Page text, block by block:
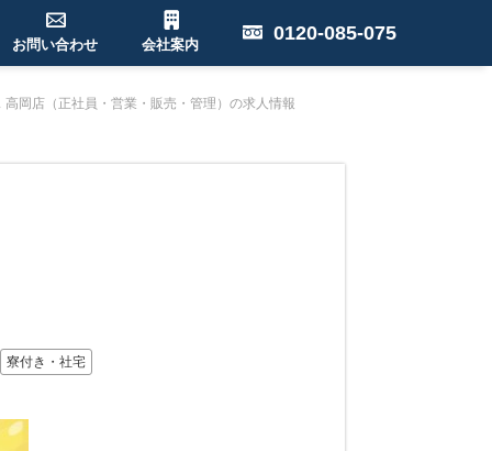
お問い合わせ 会社案内
0120-085-075
高岡店（正社員・営業・販売・管理）の求人情報
寮付き・社宅